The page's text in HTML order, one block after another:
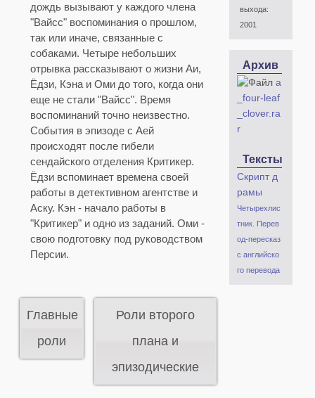
дождь вызывают у каждого члена
"Вайсс" воспоминания о прошлом,
так или иначе, связанные с
собаками. Четыре небольших
отрывка рассказывают о жизни Аи,
Ёдзи, Кэна и Оми до того, когда они
еще не стали "Вайсс". Время
воспоминаний точно неизвестно.
События в эпизоде с Аей
происходят после гибели
сендайского отделения Критикер.
Ёдзи вспоминает времена своей
работы в детективном агентстве и
Аску. Кэн - начало работы в
"Критикер" и одно из заданий. Оми -
свою подготовку под руководством
Персии.
Главные
роли
Роли второго
плана и
эпизодические
выхода:
2001
Архив
a
_four-leaf
_clover.ra
r
Тексты
Скрипт д
рамы
Четырехлис
тник. Перев
од-пересказ
с английско
го перевода